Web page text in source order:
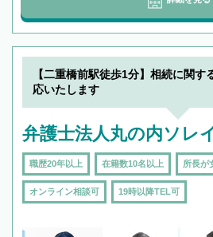
【二重橋前駅徒歩1分】相続に関す
応いたします
弁護士法人丸の内ソレ
職歴20年以上 在籍数10名以上 所長が
オンライン相談可 19時以降TEL可